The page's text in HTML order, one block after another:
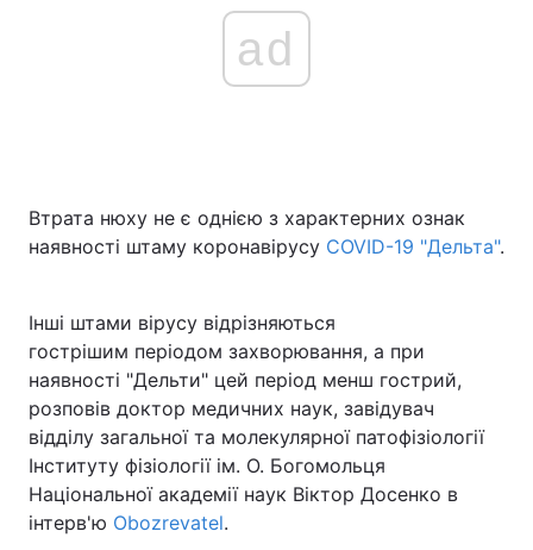
ad
Втрата нюху не є однією з характерних ознак
наявності штаму коронавірусу COVID-19 "Дельта".
Інші штами вірусу відрізняються
гострішим періодом захворювання, а при
наявності "Дельти" цей період менш гострий,
розповів доктор медичних наук, завідувач
відділу загальної та молекулярної патофізіології
Інституту фізіології ім. О. Богомольця
Національної академії наук Віктор Досенко в
інтерв'ю Obozrevatel.